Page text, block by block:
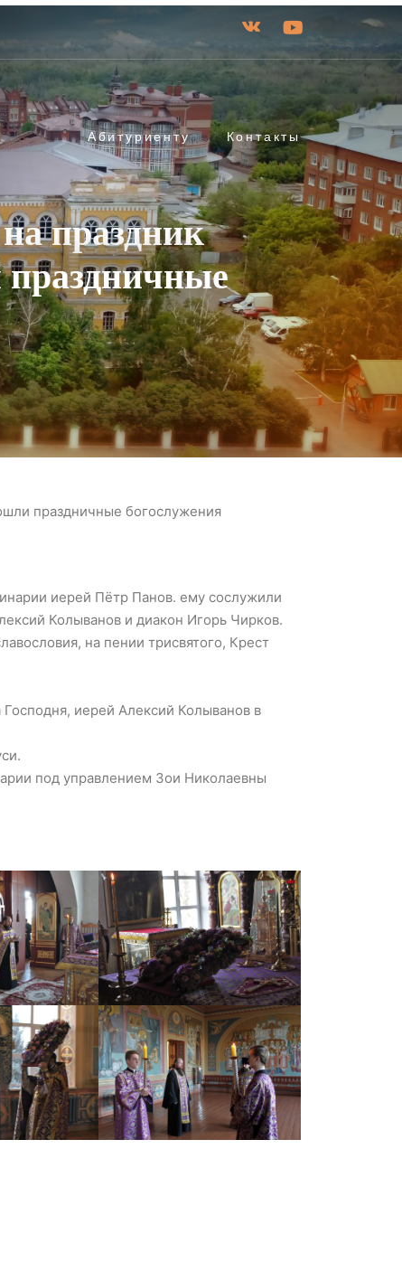
Абитуриенту Контакты
праздник
праздничные богослужения
иерей Пётр Панов. ему сослужили
Колыванов и диакон Игорь Чирков.
на пении трисвятого, Крест
иерей Алексий Колыванов в
под управлением Зои Николаевны